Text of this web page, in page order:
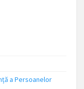
a Persoanelor